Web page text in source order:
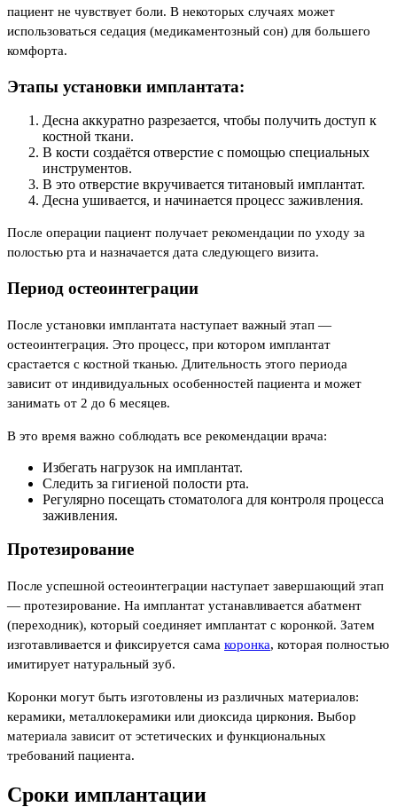
пациент не чувствует боли. В некоторых случаях может
использоваться седация (медикаментозный сон) для большего
комфорта.
Этапы установки имплантата:
Десна аккуратно разрезается, чтобы получить доступ к
костной ткани.
В кости создаётся отверстие с помощью специальных
инструментов.
В это отверстие вкручивается титановый имплантат.
Десна ушивается, и начинается процесс заживления.
После операции пациент получает рекомендации по уходу за
полостью рта и назначается дата следующего визита.
Период остеоинтеграции
После установки имплантата наступает важный этап —
остеоинтеграция. Это процесс, при котором имплантат
срастается с костной тканью. Длительность этого периода
зависит от индивидуальных особенностей пациента и может
занимать от 2 до 6 месяцев.
В это время важно соблюдать все рекомендации врача:
Избегать нагрузок на имплантат.
Следить за гигиеной полости рта.
Регулярно посещать стоматолога для контроля процесса
заживления.
Протезирование
После успешной остеоинтеграции наступает завершающий этап
— протезирование. На имплантат устанавливается абатмент
(переходник), который соединяет имплантат с коронкой. Затем
изготавливается и фиксируется сама коронка, которая полностью
имитирует натуральный зуб.
Коронки могут быть изготовлены из различных материалов:
керамики, металлокерамики или диоксида циркония. Выбор
материала зависит от эстетических и функциональных
требований пациента.
Сроки имплантации